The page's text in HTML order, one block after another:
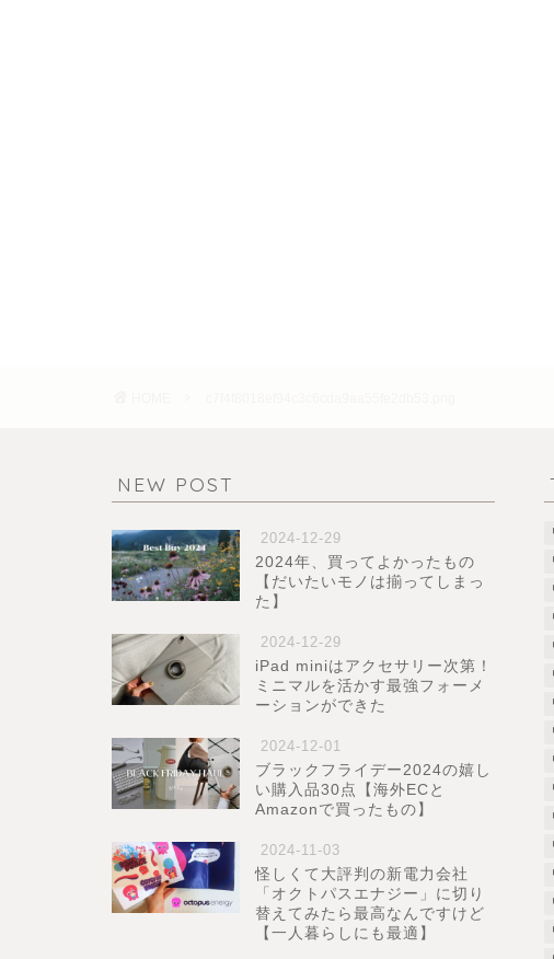
NEW POST
2024-12-29
2024年、買ってよかったもの
【だいたいモノは揃ってしまっ
た】
2024-12-29
iPad miniはアクセサリー次第！
ミニマルを活かす最強フォーメ
ーションができた
2024-12-01
ブラックフライデー2024の嬉し
い購入品30点【海外ECと
Amazonで買ったもの】
2024-11-03
怪しくて大評判の新電力会社
「オクトパスエナジー」に切り
替えてみたら最高なんですけど
【一人暮らしにも最適】